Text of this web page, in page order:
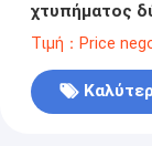
χτυπήματος
μπουκάλι
Τιμή：Price